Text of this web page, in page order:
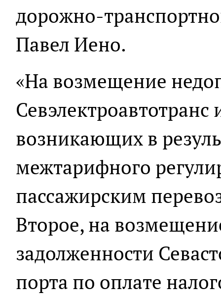
дорожно-
Павел Иено.
«На возмещение
возникающих в
межтарифного
пассажирским
Второе, на
задолженности
порта по оплате